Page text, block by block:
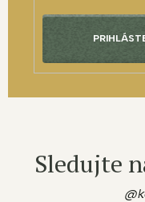
Sledujte